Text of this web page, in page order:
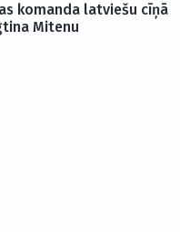
komanda latviešu cīņā
Mitenu